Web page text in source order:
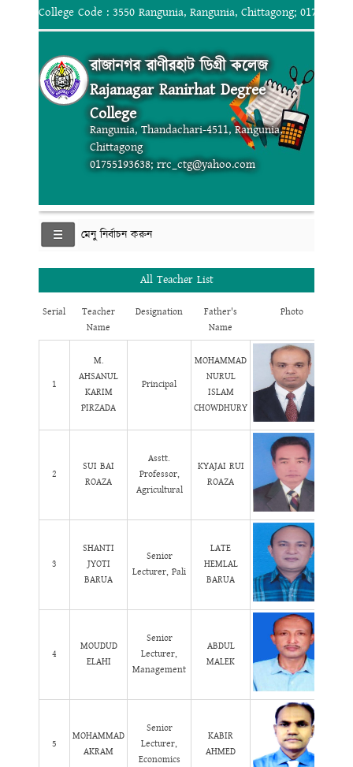
College Code : 3550 Rangunia, Rangunia, Chittagong;
রাজানগর রাণীরহাট ডিগ্রী কলেজ
Rajanagar Ranirhat Degree
College
Rangunia, Thandachari-4511, Rangunia,
Chittagong
01755193638; rrc_ctg@yahoo.com
মেনু নির্বাচন করুন
All Teacher List
Serial
Teacher
Name
Designation
Father's
Name
Photo
1
M.
AHSANUL
KARIM
PIRZADA
Principal
MOHAMMAD
NURUL
ISLAM
CHOWDHURY
2
SUI BAI
ROAZA
Asstt.
Professor,
Agricultural
KYAJAI RUI
ROAZA
3
SHANTI
JYOTI
BARUA
Senior
Lecturer, Pali
LATE
HEMLAL
BARUA
4
MOUDUD
ELAHI
Senior
Lecturer,
Management
ABDUL
MALEK
5
MOHAMMAD
AKRAM
Senior
Lecturer,
Economics
KABIR
AHMED